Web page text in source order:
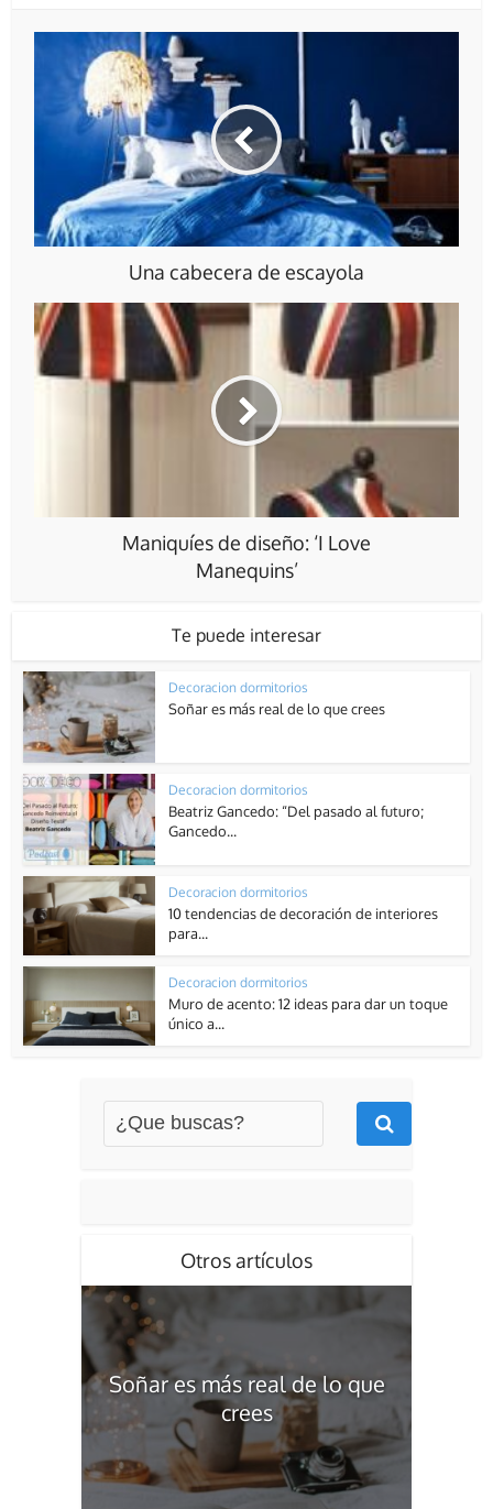
Una cabecera de escayola
Maniquíes de diseño: ‘I Love
Manequins’
Te puede interesar
Decoracion dormitorios
Soñar es más real de lo que crees
Decoracion dormitorios
Beatriz Gancedo: “Del pasado al futuro;
Gancedo...
Decoracion dormitorios
10 tendencias de decoración de interiores
para...
Decoracion dormitorios
Muro de acento: 12 ideas para dar un toque
único a...
Otros artículos
Soñar es más real de lo que
crees